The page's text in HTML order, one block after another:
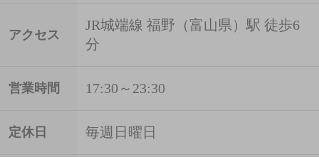
アクセス
JR城端線 福野（富山県）駅 徒歩6
分
営業時間 17:30～23:30
定休日 毎週日曜日